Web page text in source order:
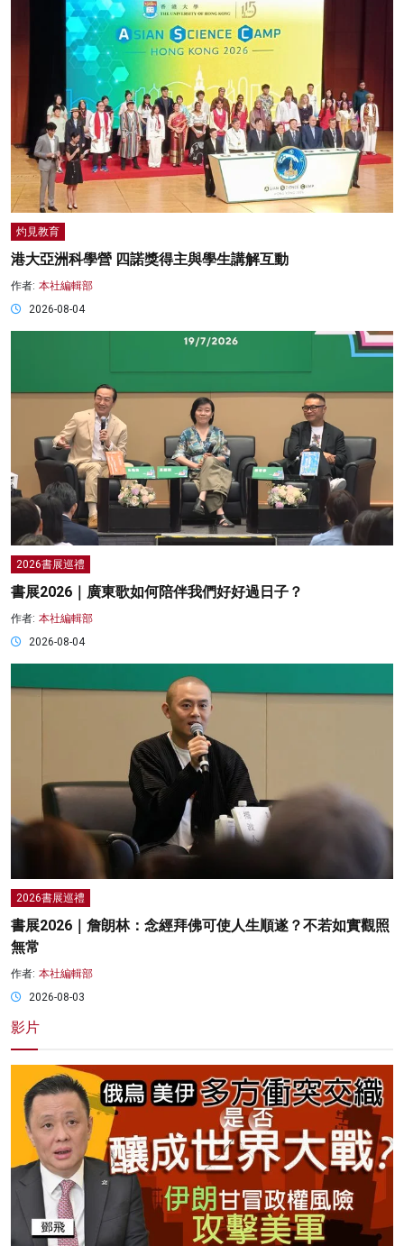
灼見教育
港大亞洲科學營 四諾獎得主與學生講解互動
作者: 本社編輯部
2026-08-04
2026書展巡禮
書展2026｜廣東歌如何陪伴我們好好過日子？
作者: 本社編輯部
2026-08-04
2026書展巡禮
書展2026｜詹朗林：念經拜佛可使人生順遂？不若如實觀照
無常
作者: 本社編輯部
2026-08-03
影片